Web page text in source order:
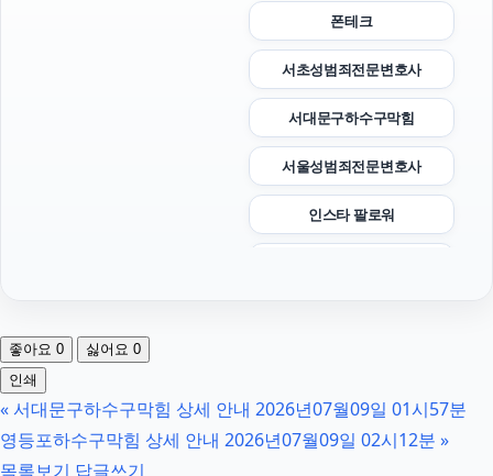
폰테크
서초성범죄전문변호사
서대문구하수구막힘
서울성범죄전문변호사
인스타 팔로워
인스타 좋아요 구매
부산휴대폰성지
좋아요 0 싫어요 0
인쇄
«서대문구하수구막힘 상세 안내 2026년07월09일 01시57분
영등포하수구막힘 상세 안내 2026년07월09일 02시12분 »
목록보기 답글쓰기